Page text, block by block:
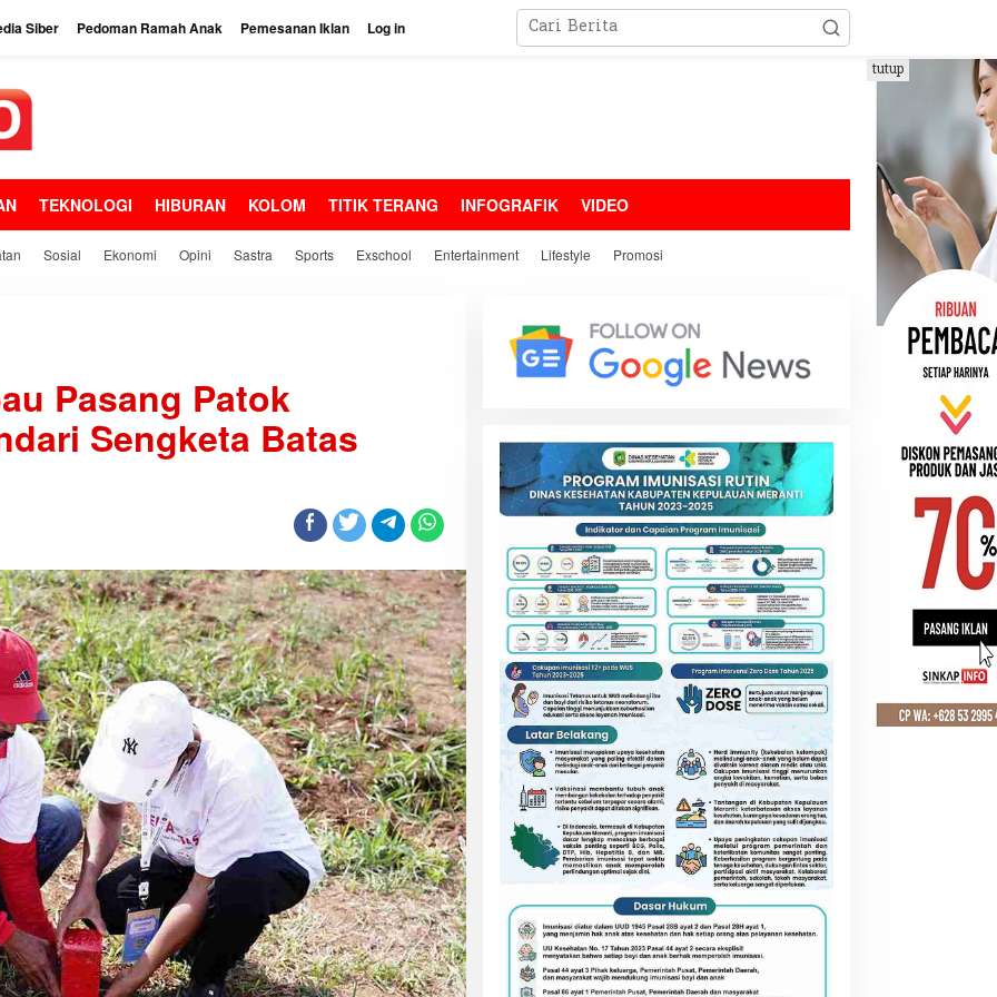
Siber Pedoman Ramah Anak Pemesanan Iklan Log in
TEKNOLOGI HIBURAN KOLOM TITIK TERANG INFOGRAFIK VIDEO
Sosial Ekonomi Opini Sastra Sports Exschool Entertainment Lifestyle Promosi
tutup
Pasang Patok
Sengketa Batas